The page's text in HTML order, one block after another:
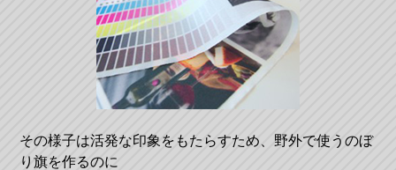
その様子は活発な印象をもたらすため、野外で使うのぼ
り旗を作るのに